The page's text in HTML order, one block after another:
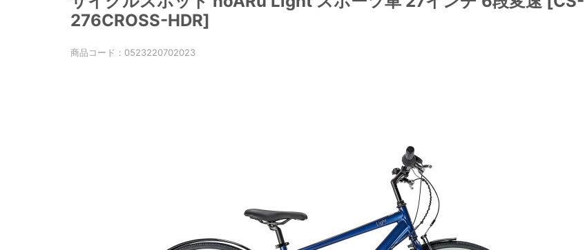
276CROSS-HDR]
商品コード： 0523220702023